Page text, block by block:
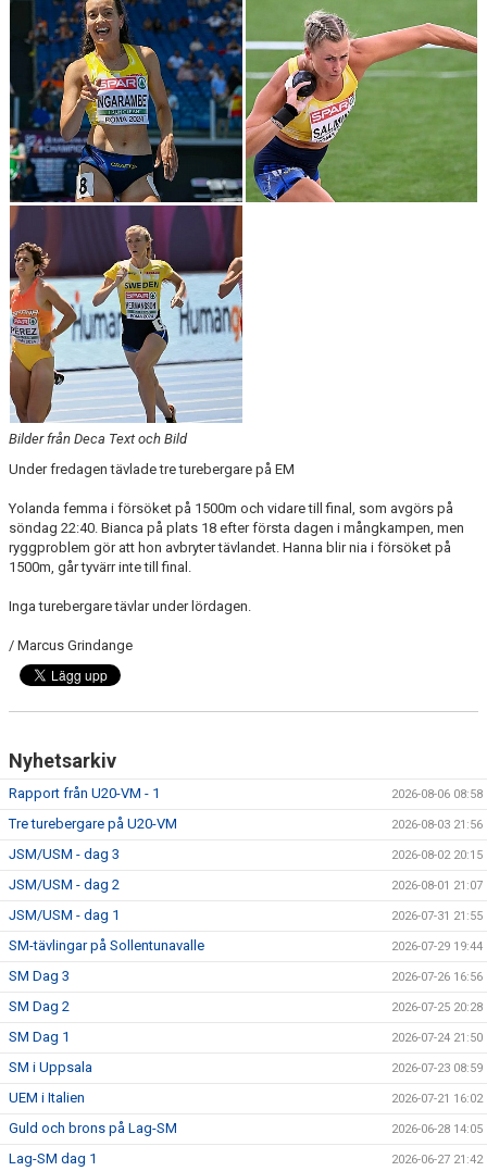
ARRANGEMANG
STATISTIK & RESULTAT
FUNKTIONÄR
TÄVLINGAR
KONTAKT
UTBILDNING
KALENDER
Bilder från Deca Text och Bild
Under fredagen tävlade tre turebergare på EM
Yolanda femma i försöket på 1500m och vidare till final, som avgörs på
söndag 22:40. Bianca på plats 18 efter första dagen i mångkampen, men
ryggproblem gör att hon avbryter tävlandet. Hanna blir nia i försöket på
1500m, går tyvärr inte till final.
Inga turebergare tävlar under lördagen.
/ Marcus Grindange
Nyhetsarkiv
Rapport från U20-VM - 1 2026-08-06 08:58
Tre turebergare på U20-VM 2026-08-03 21:56
JSM/USM - dag 3 2026-08-02 20:15
JSM/USM - dag 2 2026-08-01 21:07
JSM/USM - dag 1 2026-07-31 21:55
SM-tävlingar på Sollentunavalle 2026-07-29 19:44
SM Dag 3 2026-07-26 16:56
SM Dag 2 2026-07-25 20:28
SM Dag 1 2026-07-24 21:50
SM i Uppsala 2026-07-23 08:59
UEM i Italien 2026-07-21 16:02
Guld och brons på Lag-SM 2026-06-28 14:05
Lag-SM dag 1 2026-06-27 21:42